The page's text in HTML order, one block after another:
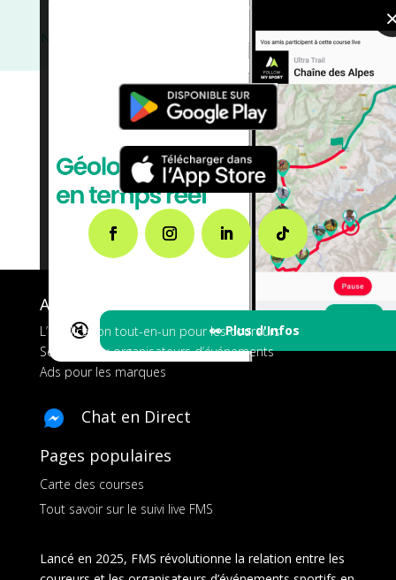
🔇 👀 Plus d'Infos
Nordique
Distance Semi/Distance
courses Course à Pied
A propos de FMS
L’application tout-en-un pour les coureurs
Services aux organisateurs d’événements
Ads pour les marques
Chat en Direct
Pages populaires
Carte des courses
Tout savoir sur le suivi live FMS
Lancé en 2025, FMS révolutionne la relation entre les